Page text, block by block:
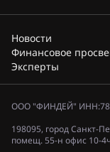
Новости
Финансовое
Эксперты
ООО "ФИНДЕЙ"
198095, город Санкт-
помещ. 55-н офис 10-